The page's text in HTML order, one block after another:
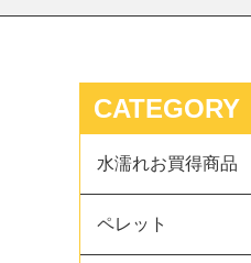
CATEGORY
水濡れお買得商品
ペレット